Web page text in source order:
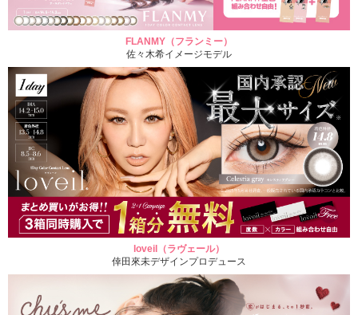
FLANMY（フランミー）
佐々木希イメージモデル
loveil（ラヴェール）
倖田來未デザインプロデュース